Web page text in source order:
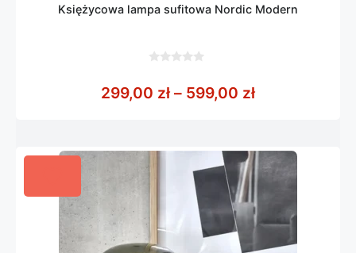
Księżycowa lampa sufitowa Nordic Modern
5
299,00 zł – 599,00 złZakres cen: